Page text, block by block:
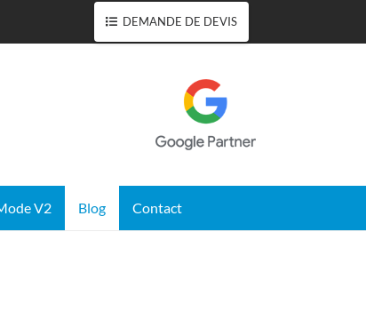
DEMANDE DE DEVIS
V2 Blog Contact